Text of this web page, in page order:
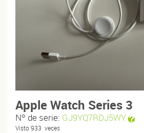
Apple Watch Series 3
Nº de serie: GJ9YQ7RDJ5WY
Visto933 veces